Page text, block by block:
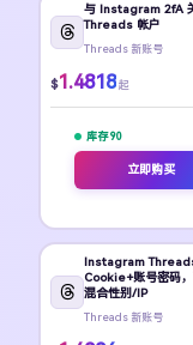
与 Instagram 2fA
Threads 帐户
Threads 新账号
$1.4818 起
库存 90
立即购买
Instagram
Cookie+账号密码，
混合性别/IP
Threads 新账号